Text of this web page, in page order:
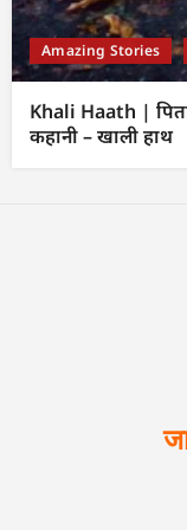
Amazing Stories
Khali Haath |
कहानी – खाली हाथ